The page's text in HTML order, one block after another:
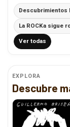
Descubrimientos
La ROCKa sigue
Ver todas
EXPLORA
Descubre